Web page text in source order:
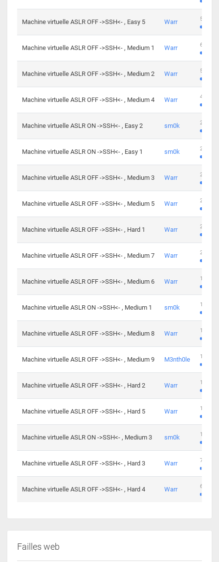
Machine virtuelle ASLR OFF ->SSH<- , Easy 5 Warr 561
Machine virtuelle ASLR OFF ->SSH<- , Medium 1 Warr 605
Machine virtuelle ASLR OFF ->SSH<- , Medium 2 Warr 509
Machine virtuelle ASLR OFF ->SSH<- , Medium 4 Warr 413
Machine virtuelle ASLR ON ->SSH<- , Easy 2 sm0k 247
Machine virtuelle ASLR ON ->SSH<- , Easy 1 sm0k 219
Machine virtuelle ASLR OFF ->SSH<- , Medium 3 Warr 280
Machine virtuelle ASLR OFF ->SSH<- , Medium 5 Warr 265
Machine virtuelle ASLR OFF ->SSH<- , Hard 1 Warr 224
Machine virtuelle ASLR OFF ->SSH<- , Medium 7 Warr 230
Machine virtuelle ASLR OFF ->SSH<- , Medium 6 Warr 168
Machine virtuelle ASLR ON ->SSH<- , Medium 1 sm0k 139
Machine virtuelle ASLR OFF ->SSH<- , Medium 8 Warr 112
Machine virtuelle ASLR OFF ->SSH<- , Medium 9 M3nth0le 100
Machine virtuelle ASLR OFF ->SSH<- , Hard 2 Warr 176
Machine virtuelle ASLR OFF ->SSH<- , Hard 5 Warr 115
Machine virtuelle ASLR ON ->SSH<- , Medium 3 sm0k 115
Machine virtuelle ASLR OFF ->SSH<- , Hard 3 Warr 76
Machine virtuelle ASLR OFF ->SSH<- , Hard 4 Warr 63
Failles web